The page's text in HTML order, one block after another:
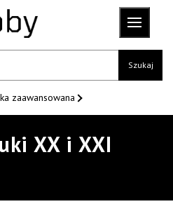
Szukaj
zaawansowana
XX i XXI